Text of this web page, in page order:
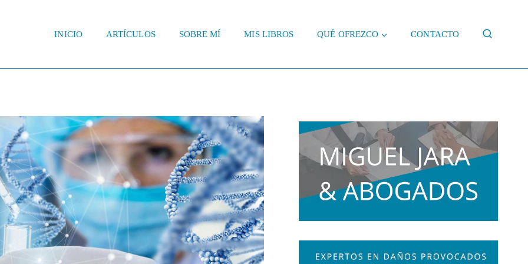
INICIO ARTÍCULOS SOBRE MÍ MIS LIBROS QUÉ OFREZCO CONTACTO